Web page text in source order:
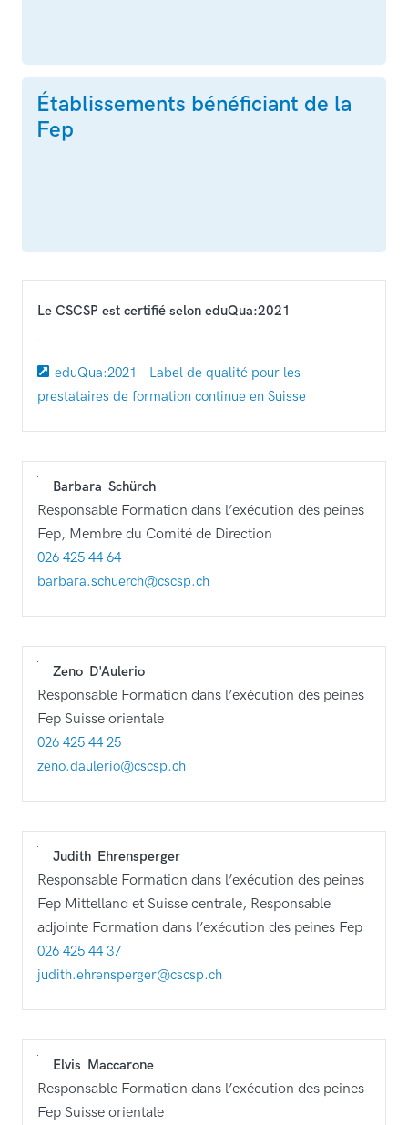
Établissements bénéficiant de la
Fep
Le CSCSP est certifié selon eduQua:2021
eduQua:2021 – Label de qualité pour les
prestataires de formation continue en Suisse
Barbara Schürch
Responsable Formation dans l’exécution des peines
Fep, Membre du Comité de Direction
026 425 44 64
barbara.schuerch@cscsp.ch
Zeno D'Aulerio
Responsable Formation dans l’exécution des peines
Fep Suisse orientale
026 425 44 25
zeno.daulerio@cscsp.ch
Judith Ehrensperger
Responsable Formation dans l’exécution des peines
Fep Mittelland et Suisse centrale, Responsable
adjointe Formation dans l’exécution des peines Fep
026 425 44 37
judith.ehrensperger@cscsp.ch
Elvis Maccarone
Responsable Formation dans l’exécution des peines
Fep Suisse orientale